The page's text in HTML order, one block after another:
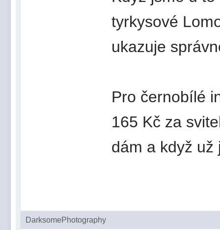
tyrkysové
ukazuje
Pro černobílé
165 Kč za
dám a když už
DarksomePhotography